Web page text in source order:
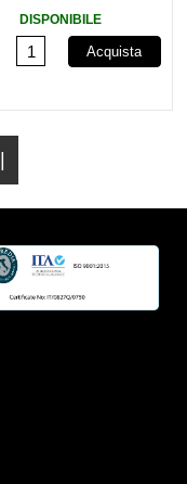
DISPONIBILE
Acquista